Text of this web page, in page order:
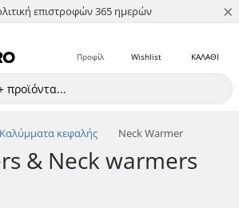
επιστροφών 365 ημερών
4.8 στα 5 ×
ΚΑΛΑΘΙ
Wishlist
Προφίλ
Καλύμματα κεφαλής Neck Warmer
& Neck warmers